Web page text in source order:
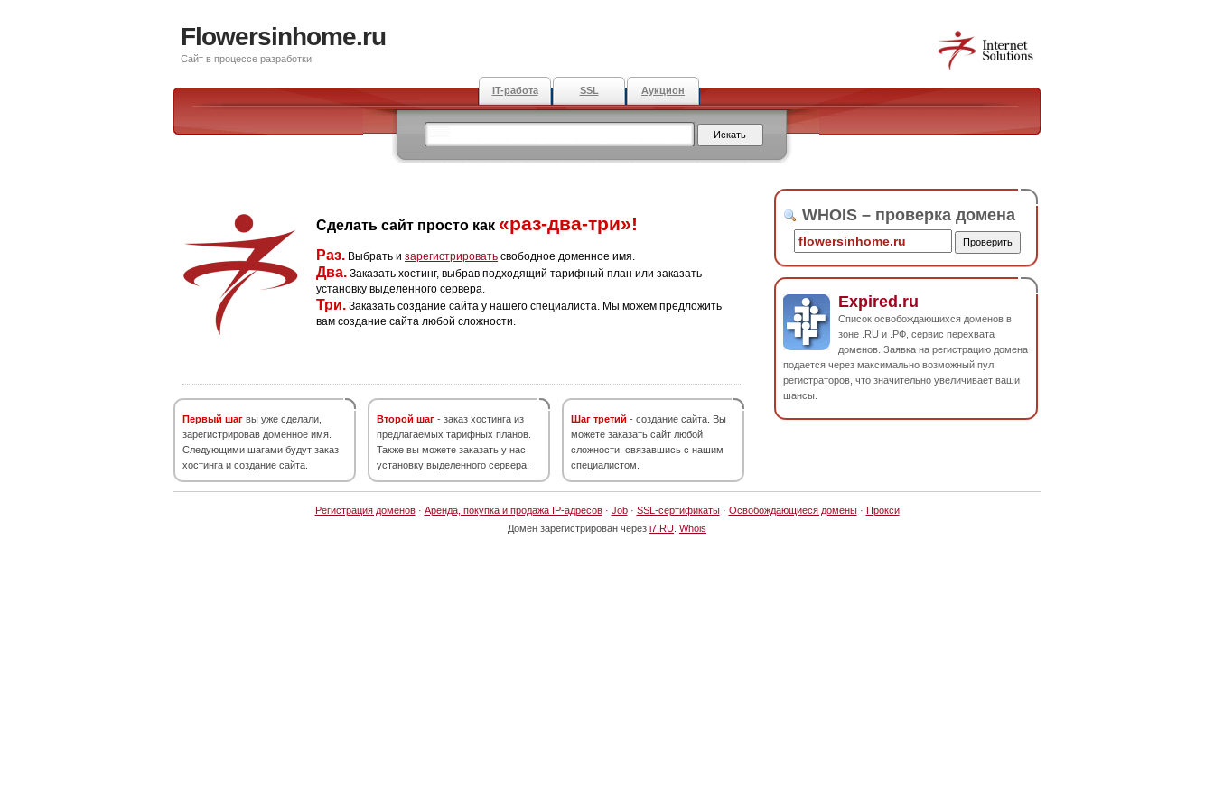
Flowersinhome.ru
Сайт в процессе разработки
IT-работа SSL Аукцион
Сделать сайт просто как «раз-два-три»!
Раз. Выбрать и зарегистрировать свободное доменное имя.
Два. Заказать хостинг, выбрав подходящий тарифный план или заказать
установку выделенного сервера.
Три. Заказать создание сайта у нашего специалиста. Мы можем предложить
вам создание сайта любой сложности.
Первый шаг вы уже сделали,
зарегистрировав доменное имя.
Следующими шагами будут заказ
хостинга и создание сайта.
Второй шаг - заказ хостинга из
предлагаемых тарифных планов.
Также вы можете заказать у нас
установку выделенного сервера.
Шаг третий - создание сайта. Вы
можете заказать сайт любой
сложности, связавшись с нашим
специалистом.
WHOIS – проверка домена
Expired.ru
Список освобождающихся доменов в
зоне .RU и .РФ, сервис перехвата
доменов. Заявка на регистрацию домена
подается через максимально возможный пул
регистраторов, что значительно увеличивает ваши
шансы.
Регистрация доменов· Аренда, покупка и продажа IP-адресов· Job· SSL-сертификаты· Освобождающиеся домены· Прокси
Домен зарегистрирован через i7.RU Whois